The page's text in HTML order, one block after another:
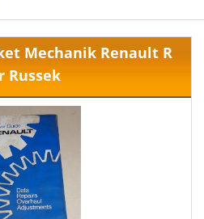
Mechanik Renault R
Russek